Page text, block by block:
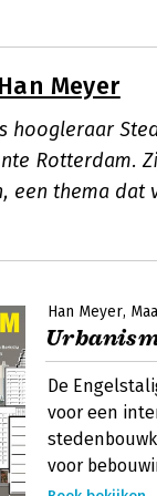
Meyer
hoogleraar
Rotterdam.
een thema dat
Han Meyer
De
voor een
voor